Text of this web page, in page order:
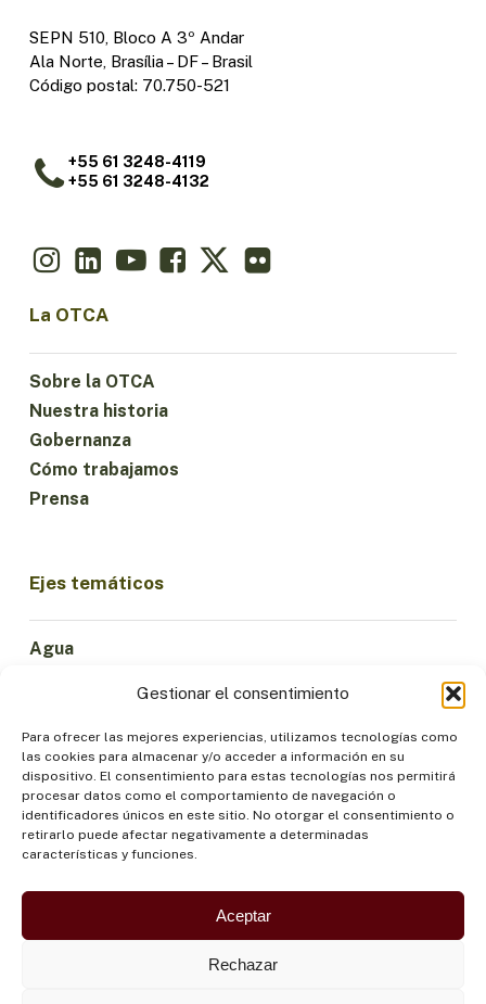
Gestionar el consentimiento
Para ofrecer las mejores experiencias, utilizamos tecnologías como
las cookies para almacenar y/o acceder a información en su
dispositivo. El consentimiento para estas tecnologías nos permitirá
procesar datos como el comportamiento de navegación o
identificadores únicos en este sitio. No otorgar el consentimiento o
retirarlo puede afectar negativamente a determinadas
características y funciones.
Aceptar
Rechazar
SEPN 510, Bloco A 3º Andar
Ala Norte, Brasília – DF – Brasil
Código postal: 70.750-521
+55 61 3248-4119
+55 61 3248-4132
La OTCA
Sobre la OTCA
Nuestra historia
Gobernanza
Cómo trabajamos
Prensa
Ejes temáticos
Agua
Economía Sostenible
Bosques y Biodiversidad
Institucionalidad
Participación
Pueblos Indígenas